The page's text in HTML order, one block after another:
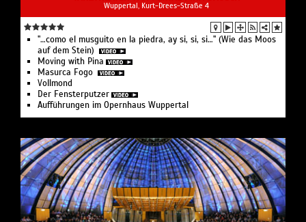
Wuppertal, Kurt-Drees-Straße 4
"…como el musguito en la piedra, ay si, si, si…" (Wie das Moos
auf dem Stein)
Moving with Pina
Masurca Fogo
Vollmond
Der Fensterputzer
Aufführungen im Opernhaus Wuppertal